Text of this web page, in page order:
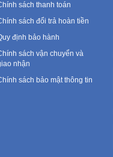
sách thanh toán
sách đổi trả hoàn tiền
định bảo hành
sách vận chuyển và
nhận
sách bảo mật thông tin